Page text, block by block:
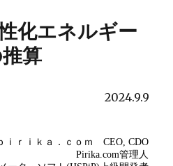
化エネルギー
算
2024.9.9